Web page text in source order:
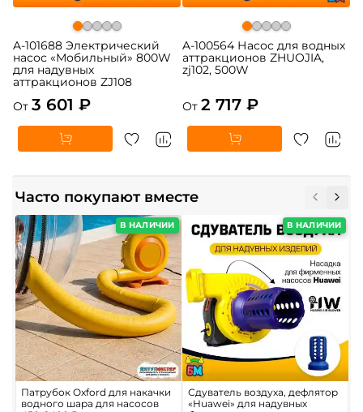
A-101688 Электрический
насос «Мобильный» 800W
для надувных
аттракционов ZJ108
От 3 601 ₽
A-100564 Насос для водных
аттракционов ZHUOJIA,
zj102, 500W
От 2 717 ₽
Часто покупают вместе
В НАЛИЧИИ
Патрубок Oxford для накачки
водного шара для насосов
В НАЛИЧИИ
Сдуватель воздуха, дефлятор
«Huawei» для надувных